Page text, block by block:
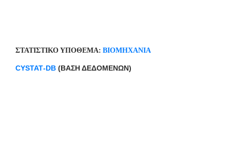
ΣΤΑΤΙΣΤΙΚΟ ΥΠΟΘΕΜΑ: ΒΙΟΜΗΧΑΝΙΑ
CYSTAT-DB (ΒΑΣΗ ΔΕΔΟΜΕΝΩΝ)